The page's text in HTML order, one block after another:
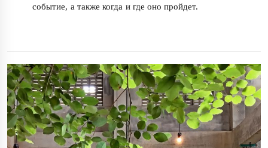
событие, а также когда и где оно пройдет.